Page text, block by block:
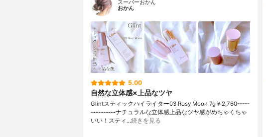
スーパーおかん
おかん
5.00
自然な立体感×上品なツヤ
Glintスティックハイライター03 Rosy Moon 7g￥2,760-----
----------ナチュラルな立体感上品なツヤ感がめちゃくちゃ
いい！スティ…続きを見る